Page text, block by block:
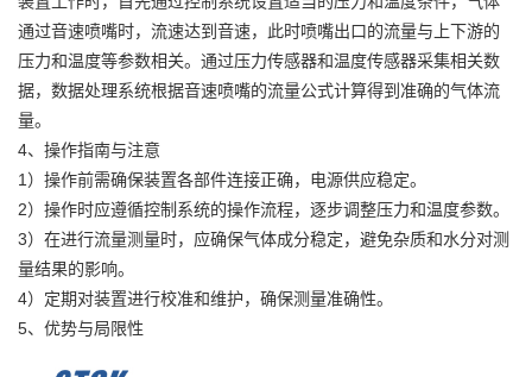
通过音速喷嘴时，流速达到音速，此时喷嘴出口的流量与上下游的
压力和温度等参数相关。通过压力传感器和温度传感器采集相关数
据，数据处理系统根据音速喷嘴的流量公式计算得到准确的气体流
量。
4、操作指南与注意
1）操作前需确保装置各部件连接正确，电源供应稳定。
2）操作时应遵循控制系统的操作流程，逐步调整压力和温度参数。
3）在进行流量测量时，应确保气体成分稳定，避免杂质和水分对测
量结果的影响。
4）定期对装置进行校准和维护，确保测量准确性。
5、优势与局限性